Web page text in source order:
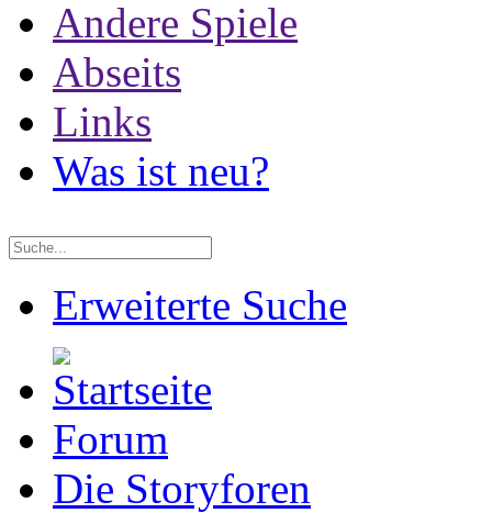
Andere Spiele
Abseits
Links
Was ist neu?
Erweiterte Suche
Forum
Die Storyforen